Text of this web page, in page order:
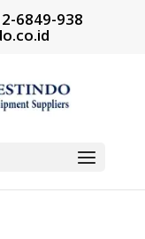
6849-938